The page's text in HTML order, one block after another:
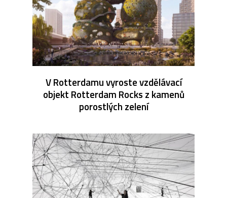
V Rotterdamu vyroste vzdělávací
objekt Rotterdam Rocks z kamenů
porostlých zelení